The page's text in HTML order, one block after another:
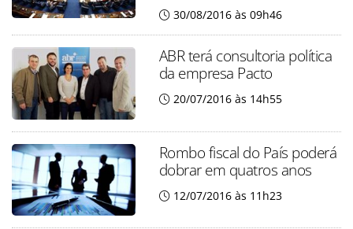
30/08/2016 às 09h46
ABR terá consultoria política
da empresa Pacto
20/07/2016 às 14h55
Rombo fiscal do País poderá
dobrar em quatros anos
12/07/2016 às 11h23